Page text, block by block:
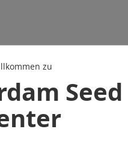
zu
Seed